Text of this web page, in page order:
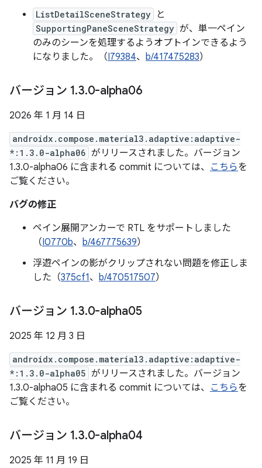
ListDetailSceneStrategy と
SupportingPaneSceneStrategy が、単一ペイン
のみのシーンを処理するようオプトインできるよう
になりました。（I79384、 b/417475283）
バージョン 1.3.0-alpha06
2026 年 1 月 14 日
androidx.compose.material3.adaptive:adaptive-
*:1.3.0-alpha06 がリリースされました。バージョン
1.3.0-alpha06 に含まれる commit については、 こちらを
ご覧ください。
バグの修正
ペイン展開アンカーで RTL をサポートしました
（I0770b、 b/467775639）
浮遊ペインの影がクリップされない問題を修正しま
した（375cf1、 b/470517507）
バージョン 1.3.0-alpha05
2025 年 12 月 3 日
androidx.compose.material3.adaptive:adaptive-
*:1.3.0-alpha05 がリリースされました。バージョン
1.3.0-alpha05 に含まれる commit については、 こちらを
ご覧ください。
バージョン 1.3.0-alpha04
2025 年 11 月 19 日